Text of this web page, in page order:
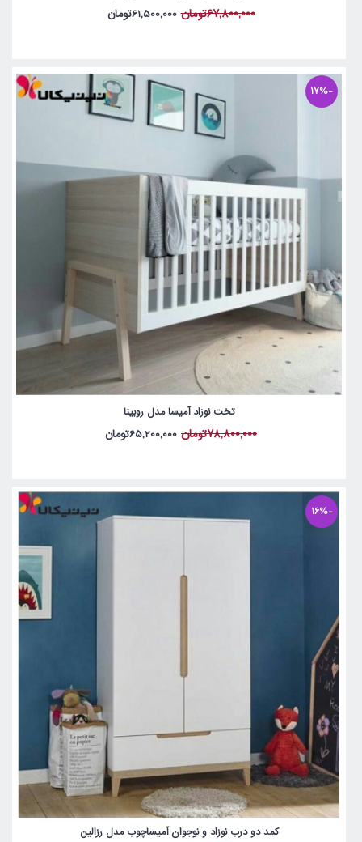
67,800,000تومان 61,500,000تومان
-17%
تخت نوزاد آمیسا مدل روبینا
78,800,000تومان 65,200,000تومان
-16%
کمد دو درب نوزاد و نوجوان آمیساچوب مدل رزالین